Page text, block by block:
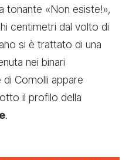
tonante «Non esiste!»,
centimetri dal volto di
si è trattato di una
nei binari
di Comolli appare
il profilo della
.